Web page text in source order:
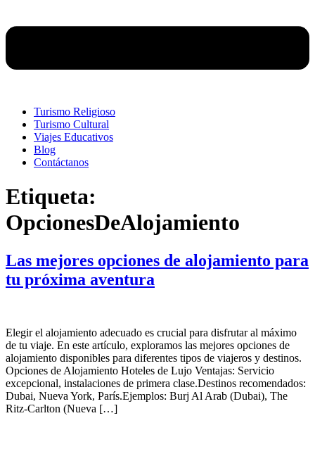
Turismo Religioso
Turismo Cultural
Viajes Educativos
Blog
Contáctanos
Etiqueta:
OpcionesDeAlojamiento
Las mejores opciones de alojamiento para
tu próxima aventura
Elegir el alojamiento adecuado es crucial para disfrutar al máximo
de tu viaje. En este artículo, exploramos las mejores opciones de
alojamiento disponibles para diferentes tipos de viajeros y destinos.
Opciones de Alojamiento Hoteles de Lujo Ventajas: Servicio
excepcional, instalaciones de primera clase.Destinos recomendados:
Dubai, Nueva York, París.Ejemplos: Burj Al Arab (Dubai), The
Ritz-Carlton (Nueva […]